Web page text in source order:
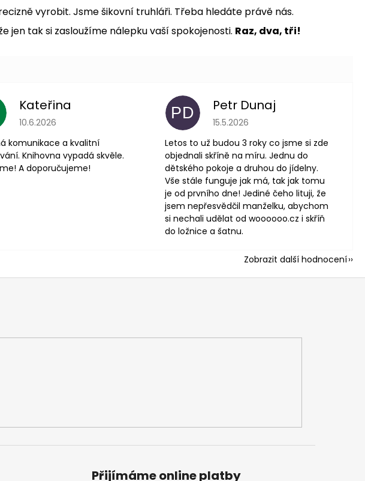
vyrobit. Jsme šikovní truhláři. Třeba hledáte právě nás.
jen tak si zasloužíme nálepku vaší spokojenosti. Raz, dva, tři!
Kateřina
Hodnocení obchodu je 5 z 5 hvězdiček.
10.6.2026
komunikace a kvalitní
Knihovna vypadá skvěle.
A doporučujeme!
PD Petr Dunaj
Hodnocení obchodu je 5 z 5
15.5.2026
Letos to už budou 3 roky co jsme si zde
objednali skříně na míru. Jednu do
dětského pokoje a druhou do jídelny.
Vše stále funguje jak má, tak jak tomu
je od prvního dne! Jediné čeho lituji, že
jsem nepřesvědčil manželku, abychom
si nechali udělat od woooooo.cz i skříň
do ložnice a šatnu.
Zobrazit další hodnocení
Přijímáme online platby